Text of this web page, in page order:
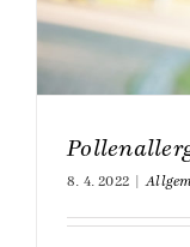
8. 4. 2022